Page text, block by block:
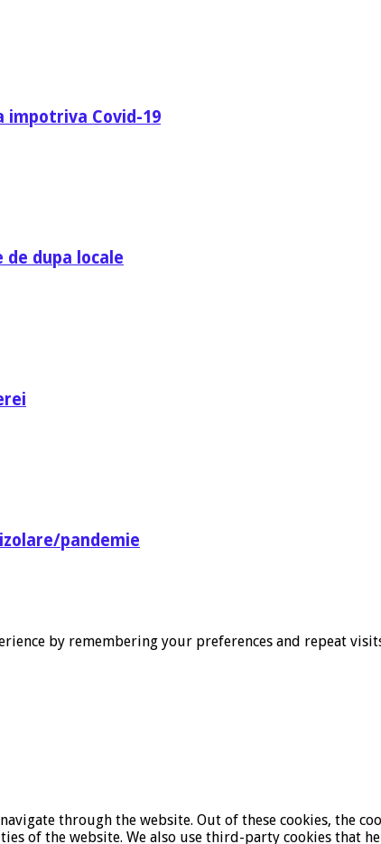
impotriva Covid-19
dupa locale
pandemie
by remembering your preferences and repeat
through the website. Out of these cookies, the
of the website. We also use third-party cookies that